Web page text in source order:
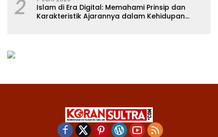
2
Islam di Era Digital: Memahami Prinsip dan
Karakteristik Ajarannya dalam Kehidupan